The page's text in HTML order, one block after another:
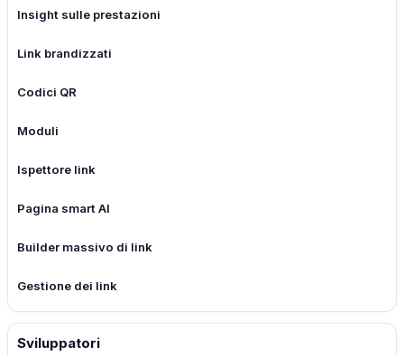
Insight sulle prestazioni
Link brandizzati
Codici QR
Moduli
Ispettore link
Pagina smart AI
Builder massivo di link
Gestione dei link
Sviluppatori